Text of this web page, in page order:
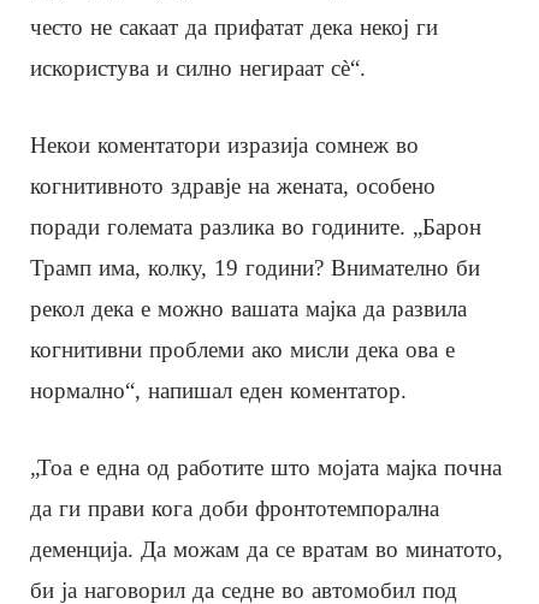
често не сакаат да прифатат дека некој ги
искористува и силно негираат сè“.
Некои коментатори изразија сомнеж во
когнитивното здравје на жената, особено
поради големата разлика во годините. „Барон
Трамп има, колку, 19 години? Внимателно би
рекол дека е можно вашата мајка да развила
когнитивни проблеми ако мисли дека ова е
нормално“, напишал еден коментатор.
„Тоа е една од работите што мојата мајка почна
да ги прави кога доби фронтотемпорална
деменција. Да можам да се вратам во минатото,
би ја наговорил да седне во автомобил под